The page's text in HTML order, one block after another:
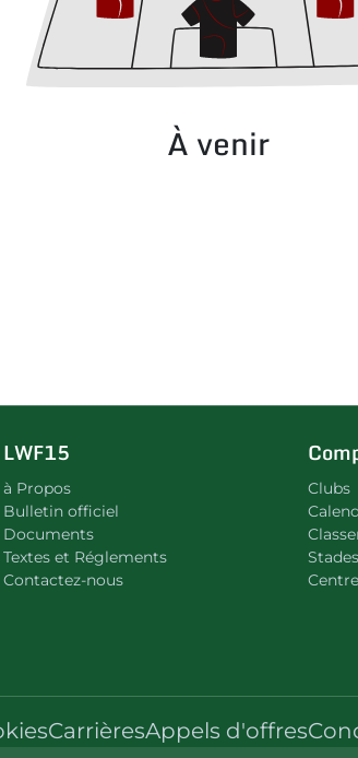
À venir
LWF15
à Propos
Bulletin officiel
Documents
Textes et Réglements
Contactez-nous
Clubs
Stades
CarrièresAppels d'offres